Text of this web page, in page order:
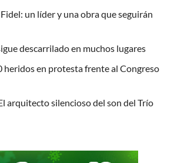
un líder y una obra que seguirán
descarrilado en muchos lugares
heridos en protesta frente al Congreso
arquitecto silencioso del son del Trío